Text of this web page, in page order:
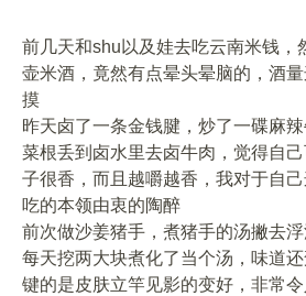
前几天和shu以及娃去吃云南米钱，
壶米酒，竟然有点晕头晕脑的，酒
摸
昨天卤了一条金钱腱，炒了一碟麻
菜根丢到卤水里去卤牛肉，觉得自
子很香，而且越嚼越香，我对于自
吃的本领由衷的陶醉
前次做沙姜猪手，煮猪手的汤撇去浮
每天挖两大块煮化了当个汤，味道
键的是皮肤立竿见影的变好，非常令